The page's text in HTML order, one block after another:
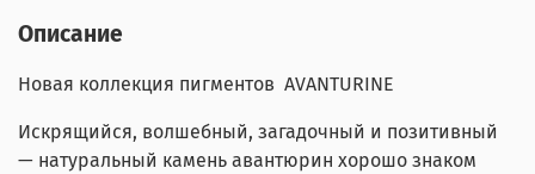
Описание
Новая коллекция пигментов AVANTURINE
Искрящийся, волшебный, загадочный и позитивный
— натуральный камень авантюрин хорошо знаком